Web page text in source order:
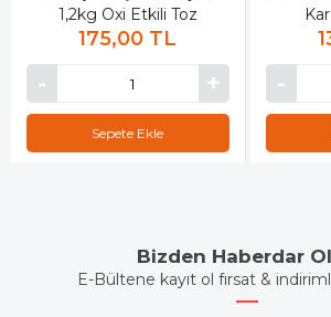
1,2kg Oxi Etkili Toz
175,00 TL
Sepete Ekle
Bizden Haberdar
E-Bültene kayıt ol fırsat &